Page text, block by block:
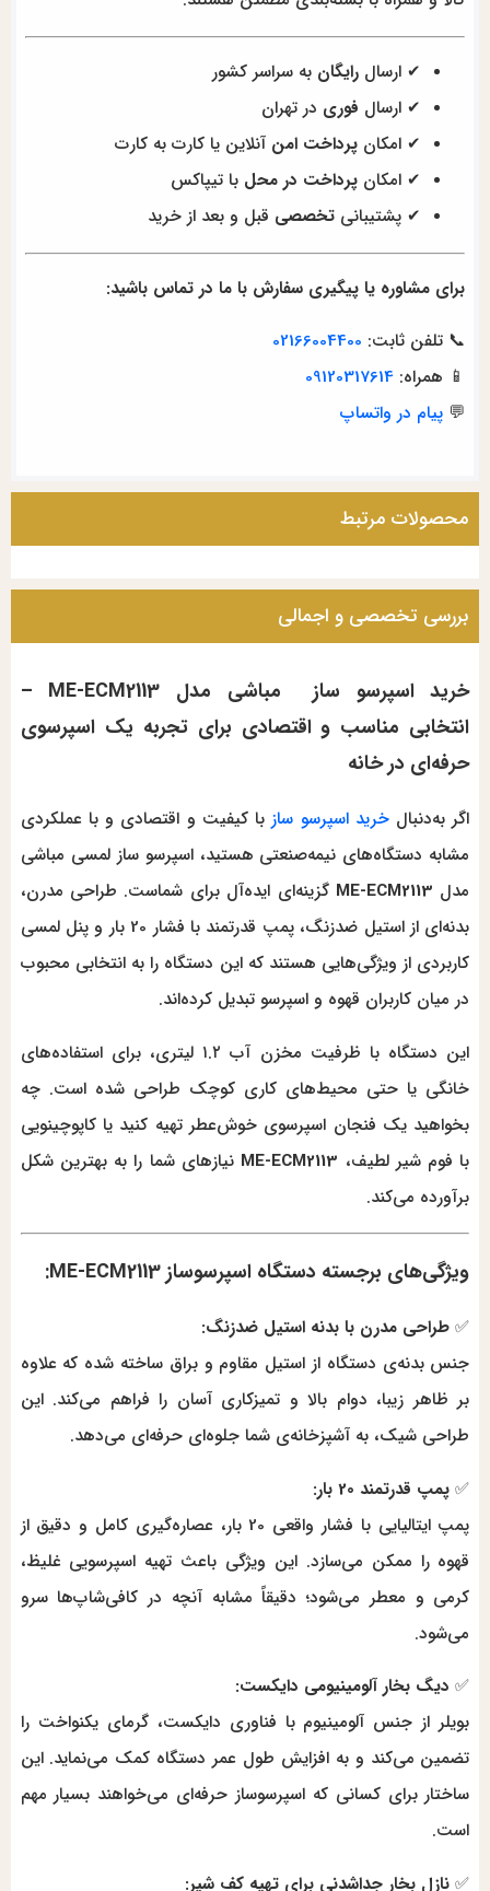
✔ ارسالرایگان به سراسر کشور
✔ ارسال فوری در تهران
✔ امکانپرداخت امن آنلاین یا کارت به کارت
✔ امکانپرداخت در محل با تیپاکس
✔ پشتیبانیتخصصی قبل و بعد از خرید
برای مشاوره یا پیگیری سفارش با ما در تماس باشید:
📞 تلفن ثابت: 02166004400
📱 همراه:09120317614
💬پیام در واتساپ
محصولات مرتبط
بررسی تخصصی و اجمالی
خرید اسپرسو ساز مباشی مدل ME-ECM2113 –
انتخابی مناسب و اقتصادی برای تجربه یک اسپرسوی
حرفه‌ای در خانه
اگر به‌دنبالخرید اسپرسو سازبا کیفیت و اقتصادی و با عملکردی
مشابه دستگاه‌های نیمه‌صنعتی هستید، اسپرسو ساز لمسی مباشی
مدل ME-ECM2113 گزینه‌ای ایده‌آل برای شماست. طراحی مدرن،
بدنه‌ای از استیل ضدزنگ، پمپ قدرتمند با فشار 20 بار و پنل لمسی
کاربردی از ویژگی‌هایی هستند که این دستگاه را به انتخابی محبوب
در میان کاربران قهوه و اسپرسو تبدیل کرده‌اند.
این دستگاه با ظرفیت مخزن آب ۱.۲ لیتری، برای استفاده‌های
خانگی یا حتی محیط‌های کاری کوچک طراحی شده است. چه
بخواهید یک فنجان اسپرسوی خوش‌عطر تهیه کنید یا کاپوچینویی
با فوم شیر لطیف، ME-ECM2113 نیازهای شما را به بهترین شکل
برآورده می‌کند.
ویژگی‌های برجسته دستگاه اسپرسوساز ME-ECM2113:
✅ طراحی مدرن با بدنه استیل ضدزنگ:
جنس بدنه‌ی دستگاه از استیل مقاوم و براق ساخته شده که علاوه
بر ظاهر زیبا، دوام بالا و تمیزکاری آسان را فراهم می‌کند. این
طراحی شیک، به آشپزخانه‌ی شما جلوه‌ای حرفه‌ای می‌دهد.
✅ پمپ قدرتمند 20 بار:
پمپ ایتالیایی با فشار واقعی 20 بار، عصاره‌گیری کامل و دقیق از
قهوه را ممکن می‌سازد. این ویژگی باعث تهیه اسپرسویی غلیظ،
کرمی و معطر می‌شود؛ دقیقاً مشابه آنچه در کافی‌شاپ‌ها سرو
می‌شود.
✅ دیگ بخار آلومینیومی دایکست:
بویلر از جنس آلومینیوم با فناوری دایکست، گرمای یکنواخت را
تضمین می‌کند و به افزایش طول عمر دستگاه کمک می‌نماید. این
ساختار برای کسانی که اسپرسوساز حرفه‌ای می‌خواهند بسیار مهم
است.
✅ نازل بخار جداشدنی برای تهیه کف شیر: